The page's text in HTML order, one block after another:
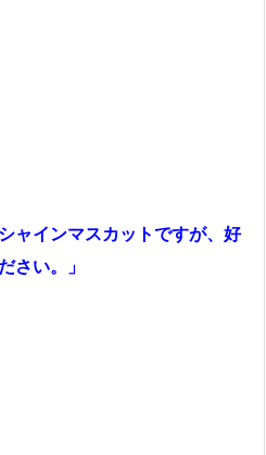
ャインマスカットですが、好
さい。」